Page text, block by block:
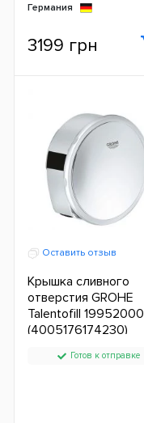
Германия
3199 грн
Оставить отзыв
Крышка сливного
отверстия GROHE
Talentofill 19952000
(4005176174230)
Готов к отправке